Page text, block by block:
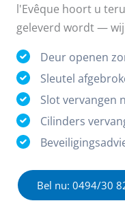
l'Evêque hoort u
geleverd wordt —
Deur openen
Sleutel
Slot vervangen
Cilinders
Bel nu: 0494/30